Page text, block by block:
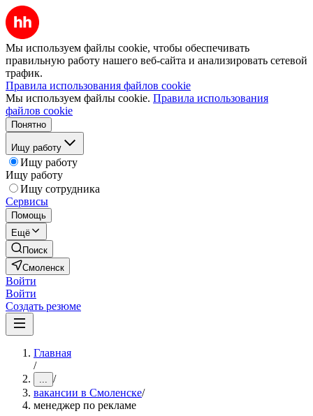
Мы используем файлы cookie, чтобы обеспечивать
правильную работу нашего веб-сайта и анализировать сетевой
трафик.
Правила использования файлов cookie
Мы используем файлы cookie. Правила использования
файлов cookie
Понятно
Ищу работу
Ищу работу
Ищу работу
Ищу сотрудника
Сервисы
Помощь
Ещё
Поиск
Смоленск
Войти
Войти
Создать резюме
Главная
/
... /
вакансии в Смоленске/
менеджер по рекламе